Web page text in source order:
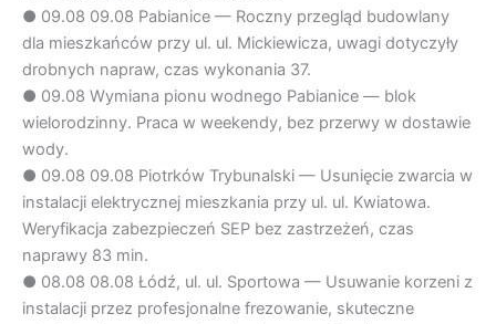
● 09.08 09.08 Pabianice — Roczny przegląd budowlany
dla mieszkańców przy ul. ul. Mickiewicza, uwagi dotyczyły
drobnych napraw, czas wykonania 37.
● 09.08 Wymiana pionu wodnego Pabianice — blok
wielorodzinny. Praca w weekendy, bez przerwy w dostawie
wody.
● 09.08 09.08 Piotrków Trybunalski — Usunięcie zwarcia w
instalacji elektrycznej mieszkania przy ul. ul. Kwiatowa.
Weryfikacja zabezpieczeń SEP bez zastrzeżeń, czas
naprawy 83 min.
● 08.08 08.08 Łódź, ul. ul. Sportowa — Usuwanie korzeni z
instalacji przez profesjonalne frezowanie, skuteczne